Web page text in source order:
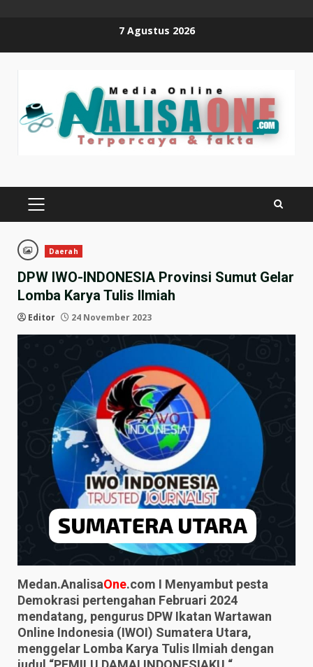
7 Agustus 2026
PRIMARY
Daerah
DPW IWO-INDONESIA Provinsi Sumut Gelar
Lomba Karya Tulis Ilmiah
Editor 24 November 2023
Medan.AnalisaOne.com I Menyambut pesta
Demokrasi pertengahan Februari 2024
mendatang, pengurus DPW Ikatan Wartawan
Online Indonesia (IWOI) Sumatera Utara,
menggelar Lomba Karya Tulis Ilmiah dengan